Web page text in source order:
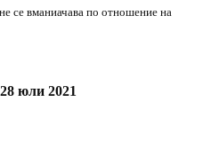
се вманиачава по отношение на
28 юли 2021